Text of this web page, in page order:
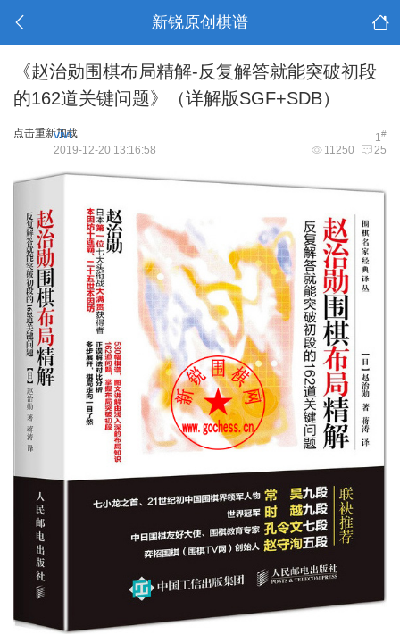
新锐原创棋谱
《赵治勋围棋布局精解-反复解答就能突破初段
的162道关键问题》（详解版SGF+SDB）
点击重新加载 1#
vivi
11250 25
2019-12-20 13:16:58